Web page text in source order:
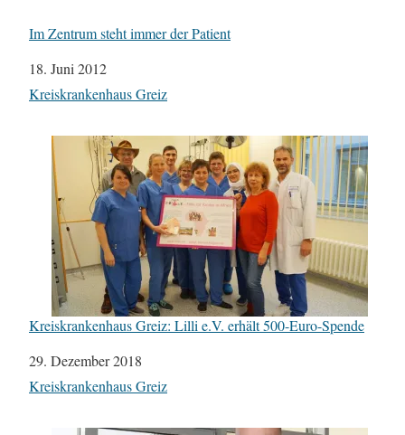
Im Zentrum steht immer der Patient
Datum
18. Juni 2012
In Bezug auf
Kreiskrankenhaus Greiz
Kreiskrankenhaus Greiz: Lilli e.V. erhält 500-Euro-Spende
Datum
29. Dezember 2018
In Bezug auf
Kreiskrankenhaus Greiz